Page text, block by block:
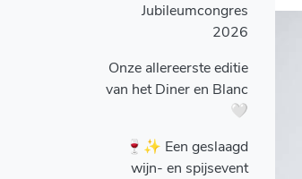
Jubileumcongres
2026
Onze allereerste editie
van het Diner en Blanc
🤍
🍷✨ Een geslaagd
wijn- en spijsevent